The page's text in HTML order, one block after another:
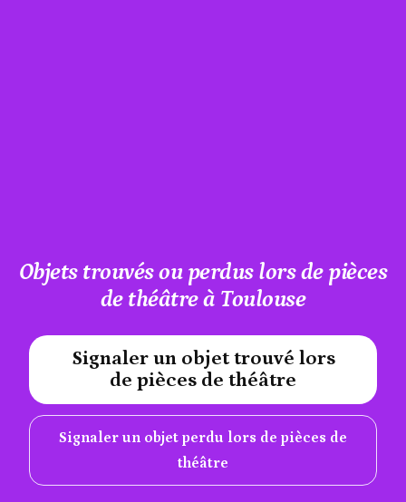
Objets trouvés ou perdus lors de pièces
de théâtre à Toulouse
Signaler un objet trouvé lors
de pièces de théâtre
Signaler un objet perdu lors de pièces de
théâtre
#A12AEB